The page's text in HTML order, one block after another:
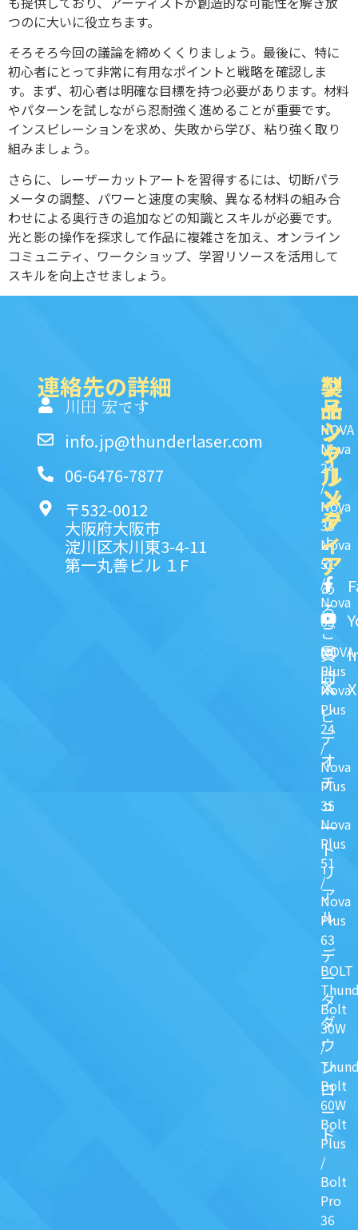
つのに大いに役立ちます。
そろそろ今回の議論を締めくくりましょう。最後に、特に
初心者にとって非常に有用なポイントと戦略を確認しま
す。まず、初心者は明確な目標を持つ必要があります。材料
やパターンを試しながら忍耐強く進めることが重要です。
インスピレーションを求め、失敗から学び、粘り強く取り
組みましょう。
さらに、レーザーカットアートを習得するには、切断パラ
メータの調整、パワーと速度の実験、異なる材料の組み合
わせによる奥行きの追加などの知識とスキルが必要です。
光と影の操作を探求して作品に複雑さを加え、オンライン
コミュニティ、ワークショップ、学習リソースを活用して
スキルを向上させましょう。
連絡先の詳細
川田 宏です
info.jp@thunderlaser.com
06-6476-7877
〒532-0012
大阪府大阪市
淀川区木川東3-4-11
第一丸善ビル １F
製
品
NOVA
Nova
24
/
Nova
35
Nova
51
/
Nova
63
NOVA
Plus
Nova
Plus
24
/
Nova
Plus
35
Nova
Plus
51
/
Nova
Plus
63
BOLT
Bolt
30W
/
Bolt
60W
Bolt
Plus
/
Bolt
Pro
36
ク
イ
ッ
ク
リ
ン
ク
よ
く
あ
る
ご
質
問
ビ
デ
オ
チ
ュ
一
ト
リ
ア
ル
デ
ー
タ
ダ
ウ
ン
ロ
ー
ド
ソ
一
シ
ャ
ル
メ
デ
ィ
ア
X